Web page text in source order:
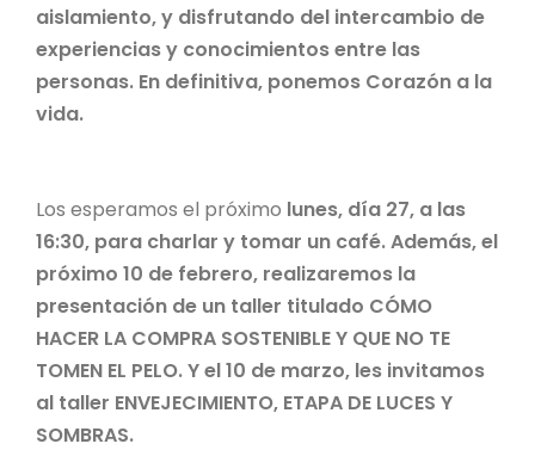
aislamiento, y disfrutando del intercambio de
experiencias y conocimientos entre las
personas. En definitiva, ponemos Corazón a la
vida.
Los esperamos el próximo lunes, día 27, a las
16:30, para charlar y tomar un café. Además, el
próximo 10 de febrero, realizaremos la
presentación de un taller titulado CÓMO
HACER LA COMPRA SOSTENIBLE Y QUE NO TE
TOMEN EL PELO. Y el 10 de marzo, les invitamos
al taller ENVEJECIMIENTO, ETAPA DE LUCES Y
SOMBRAS.